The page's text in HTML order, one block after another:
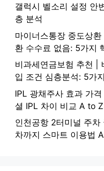
갤럭시 벨소리 설정 안
층 분석
마이너스통장 중도상
환 수수료 없음: 5가지
비과세연금보험 추천 |
입 조건 심층분석: 5가
IPL 광채주사 효과 가
셜 IPL 차이 비교 A to
인천공항 2터미널 주
차까지 스마트 이용법